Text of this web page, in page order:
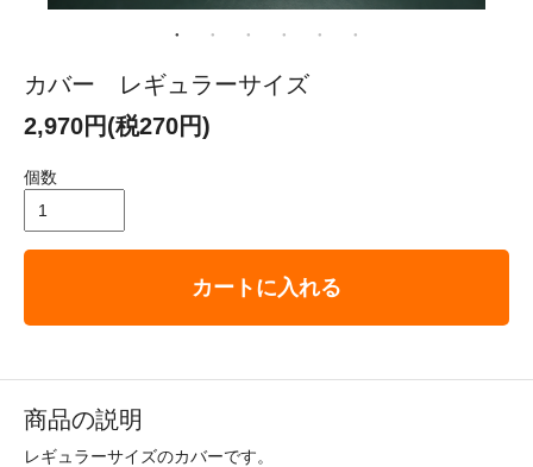
カバー レギュラーサイズ
2,970円(税270円)
個数
カートに入れる
商品の説明
レギュラーサイズのカバーです。